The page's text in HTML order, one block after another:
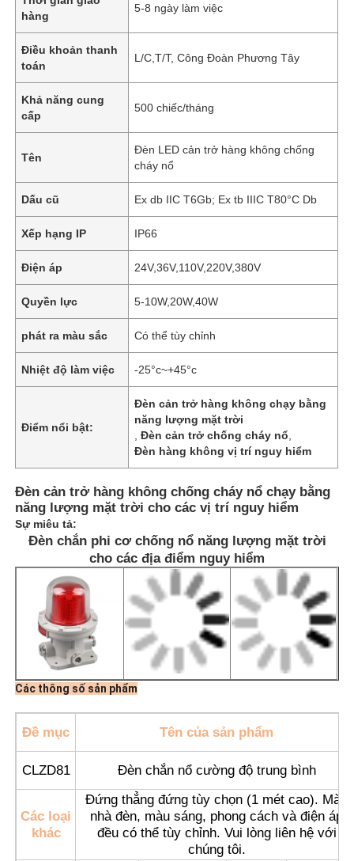
hàng
5-8 ngày làm việc
Điều khoản thanh
toán
L/C,T/T, Công Đoàn Phương Tây
Khả năng cung
cấp
500 chiếc/tháng
Tên
Đèn LED cản trở hàng không chống
cháy nổ
Dấu cũ Ex db IIC T6Gb; Ex tb IIIC T80°C Db
Xếp hạng IP IP66
Điện áp 24V,36V,110V,220V,380V
Quyền lực 5-10W,20W,40W
phát ra màu sắc Có thể tùy chỉnh
Nhiệt độ làm việc -25°c~+45°c
Điểm nổi bật:
Đèn cản trở hàng không chạy bằng
năng lượng mặt trời
,Đèn cản trở chống cháy nổ
Đèn hàng không vị trí nguy hiểm
Đèn cản trở hàng không chống cháy nổ chạy bằng
năng lượng mặt trời cho các vị trí nguy hiểm
Sự miêu tả:
Đèn chắn phi cơ chống nổ năng lượng mặt trời
cho các địa điểm nguy hiểm
Các thông số sản phẩm
Đề mục Tên của sản phẩm
CLZD81 Đèn chắn nổ cường độ trung bình
Các loại
khác
Đứng thẳng đứng tùy chọn (1 mét cao). Màu
nhà đèn, màu sáng, phong cách và điện áp
đều có thể tùy chỉnh. Vui lòng liên hệ với
chúng tôi.